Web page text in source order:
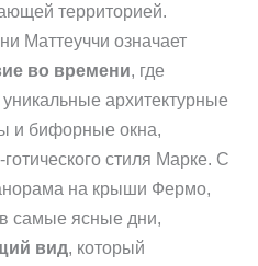
территорией.
Маттеуччи означает
во времени, где
архитектурные
и бифорные окна,
стиля Марке. С
на крыши Фермо,
самые ясные дни,
вид, который